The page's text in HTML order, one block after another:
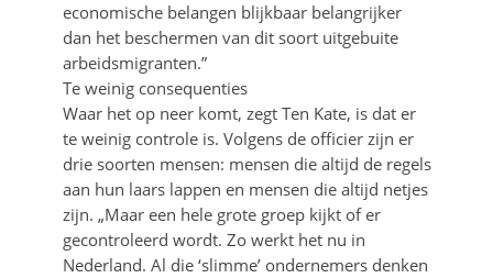
economische belangen blijkbaar belangrijker
dan het beschermen van dit soort uitgebuite
arbeidsmigranten.”
Te weinig consequenties
Waar het op neer komt, zegt Ten Kate, is dat er
te weinig controle is. Volgens de officier zijn er
drie soorten mensen: mensen die altijd de regels
aan hun laars lappen en mensen die altijd netjes
zijn. „Maar een hele grote groep kijkt of er
gecontroleerd wordt. Zo werkt het nu in
Nederland. Al die ‘slimme’ ondernemers denken